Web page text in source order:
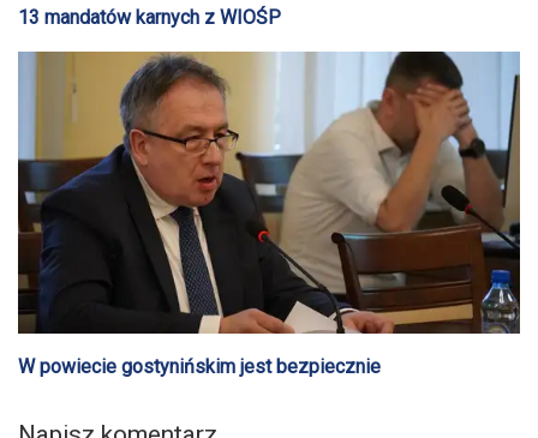
13 mandatów karnych z WIOŚP
W powiecie gostynińskim jest bezpiecznie